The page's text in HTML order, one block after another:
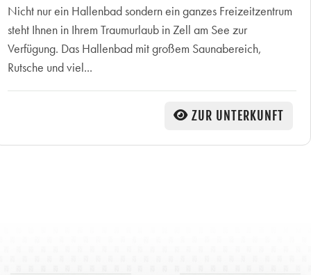
Nicht nur ein Hallenbad sondern ein ganzes Freizeitzentrum
steht Ihnen in Ihrem Traumurlaub in Zell am See zur
Verfügung. Das Hallenbad mit großem Saunabereich,
Rutsche und viel...
ZUR UNTERKUNFT